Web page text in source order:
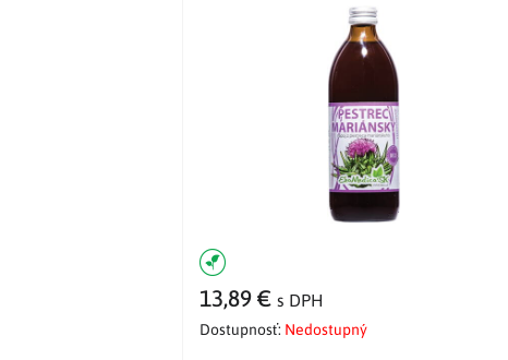
13,89 € s DPH
Dostupnosť: Nedostupný